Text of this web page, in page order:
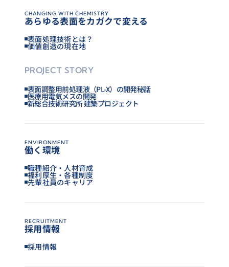
CHANGING WITH CHEMISTRY
あらゆる表面をカガクで変える
表面処理技術とは？
価値創造の現在地
PROJECT STORY
表面調整用前処理液（PL-X）の開発秘話
医療用電気メスの開発
新総合技術研究所 建築プロジェクト
ENVIRONMENT
働く環境
職種紹介・人材育成
福利厚生・各種制度
先輩社員のキャリア
RECRUITMENT
採用情報
採用情報